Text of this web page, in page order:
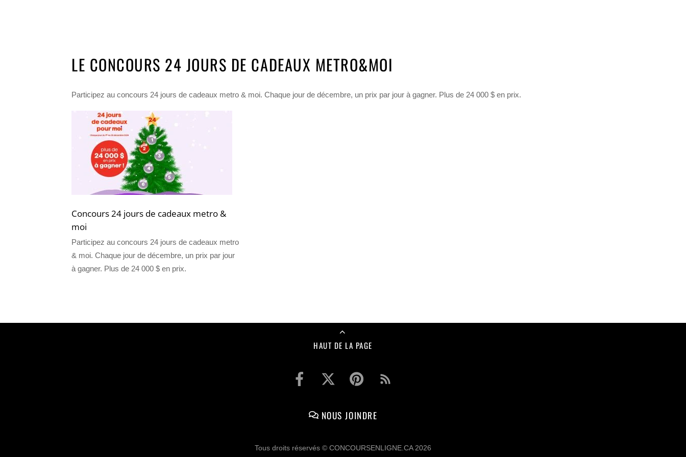
LE CONCOURS 24 JOURS DE CADEAUX METRO&MOI
Participez au concours 24 jours de cadeaux metro & moi. Chaque jour de décembre, un prix par jour à gagner. Plus de 24 000 $ en prix.
Concours 24 jours de cadeaux metro &
moi
Participez au concours 24 jours de cadeaux metro
& moi. Chaque jour de décembre, un prix par jour
à gagner. Plus de 24 000 $ en prix.
HAUT DE LA PAGE
NOUS JOINDRE
Tous droits réservés © CONCOURSENLIGNE.CA 2026